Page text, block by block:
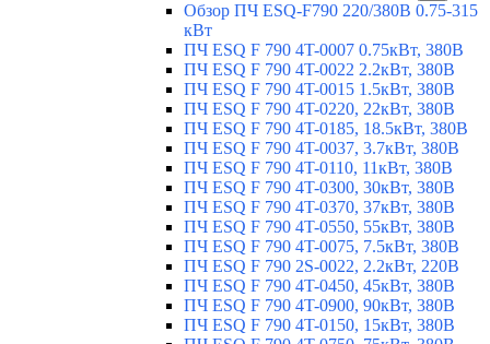
Обзор ПЧ ESQ-F790 220/380В 0.75-315
кВт
ПЧ ESQ F 790 4T-0007 0.75кВт, 380В
ПЧ ESQ F 790 4T-0022 2.2кВт, 380В
ПЧ ESQ F 790 4T-0015 1.5кВт, 380В
ПЧ ESQ F 790 4T-0220, 22кВт, 380В
ПЧ ESQ F 790 4T-0185, 18.5кВт, 380В
ПЧ ESQ F 790 4T-0037, 3.7кВт, 380В
ПЧ ESQ F 790 4T-0110, 11кВт, 380В
ПЧ ESQ F 790 4T-0300, 30кВт, 380В
ПЧ ESQ F 790 4T-0370, 37кВт, 380В
ПЧ ESQ F 790 4T-0550, 55кВт, 380В
ПЧ ESQ F 790 4T-0075, 7.5кВт, 380В
ПЧ ESQ F 790 2S-0022, 2.2кВт, 220В
ПЧ ESQ F 790 4T-0450, 45кВт, 380В
ПЧ ESQ F 790 4T-0900, 90кВт, 380В
ПЧ ESQ F 790 4T-0150, 15кВт, 380В